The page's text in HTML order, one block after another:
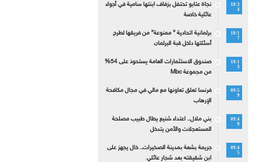
10:3
4
نجاة عتابو تحتفل بزفاف ابنتها سامية في أجواء
عائلية خاصة
10:1
7
برلمانية اتحادية ” ممنوعة” من فريقها لطرح
أسئلتها داخل قبة البرلمان
10:1
3
صندوق الاستثمارات العامة يستحوذ على 54%
من مجموعة Mbc
09:5
9
فرنسا تعلق تعاونها مع مالي في مجال مكافحة
الإرهاب
09:4
9
بني ملال.. اعتداء شنيع يطال طبيب مصلحة
المستعجلات والأمن يتدخل
09:4
5
جريمة بشعة بمدينة الصخيرات.. خال يجهز على
ابن شقيقته بعد شجار عائلي